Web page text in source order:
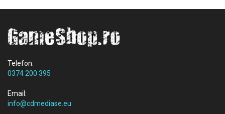
Telefon:
0374 200 395
Email:
info@cdmediase.eu